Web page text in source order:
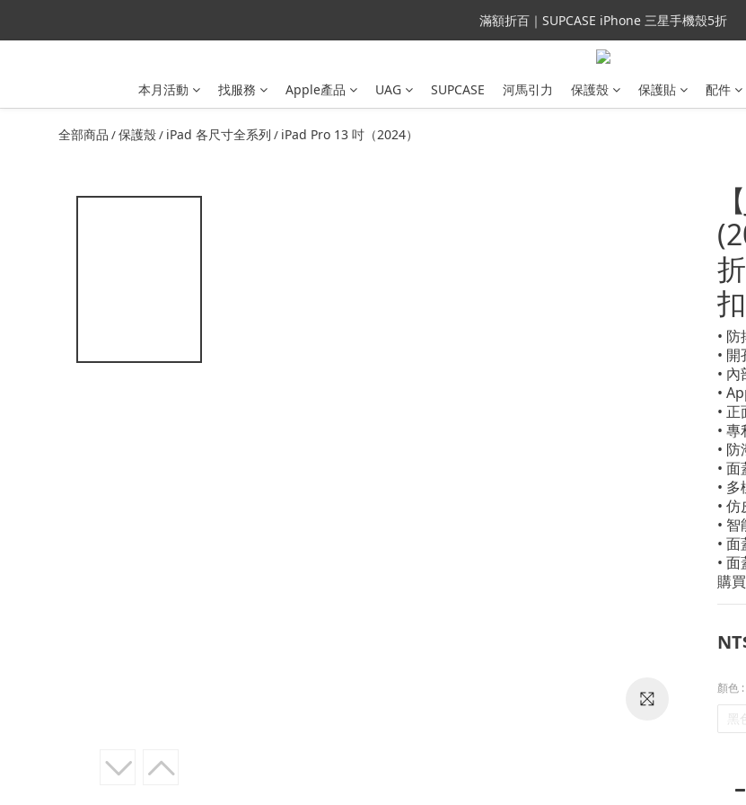
會員699免運｜父親節禮手機殼5折、行動電源66折
滿額折百｜SUPCASE iPhone 三星手機殼5折
會員699免運｜父親節禮手機殼5折、行動電源66折
本月活動
找服務 Apple產品 UAG SUPCASE 河馬引力 保護殼 保護貼 配件
全部商品 /保護殼/ iPad 各尺寸全系列 / iPad Pro 13 吋（2024）
•
•
•
•
•
•
•
•
•
•
•
•
•
購
顏色
黑